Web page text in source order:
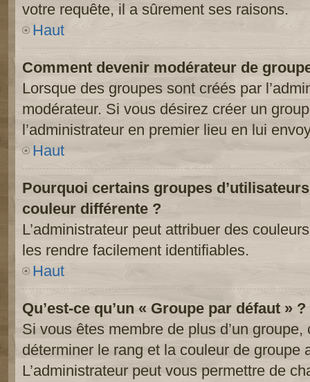
votre requête, il a sûrement ses raisons.
Haut
Comment devenir modérateur de
Lorsque des groupes sont créés par
modérateur. Si vous désirez créer un
l’administrateur en premier lieu en lui
Haut
Pourquoi certains groupes
couleur différente ?
L’administrateur peut attribuer des
les rendre facilement identifiables.
Haut
Qu’est-ce qu’un « Groupe par défaut » ?
Si vous êtes membre de plus d’un
déterminer le rang et la couleur de groupe
L’administrateur peut vous permettre de